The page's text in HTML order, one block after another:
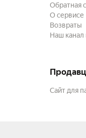
Обратная
О сервисе
Возвраты
Наш канал
Сайт для